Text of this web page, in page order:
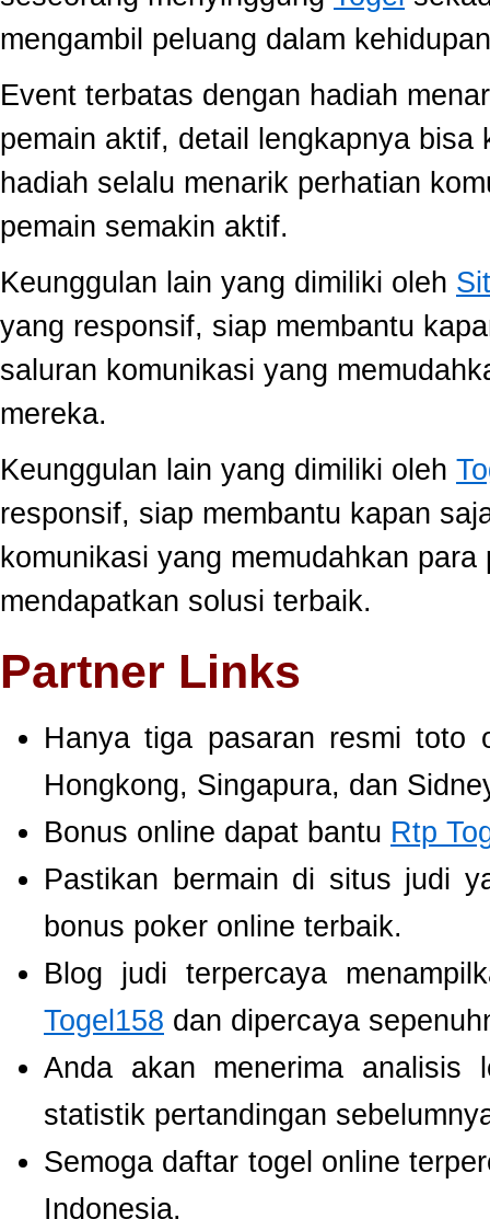
mengambil peluang dalam
Event terbatas dengan hadiah
pemain aktif, detail lengkapnya
hadiah selalu menarik perhatian
pemain semakin aktif.
Keunggulan lain yang dimiliki oleh
yang responsif, siap membantu
saluran komunikasi yang
mereka.
Keunggulan lain yang dimiliki oleh
responsif, siap membantu kapan
komunikasi yang memudahkan
mendapatkan solusi terbaik.
Partner Links
Hanya tiga pasaran resmi
Hongkong, Singapura, dan
Bonus online dapat bantu Rtp
Pastikan bermain di situs judi
bonus poker online terbaik.
Blog judi terpercaya
Togel158 dan dipercaya
Anda akan menerima analisis
statistik pertandingan
Semoga daftar togel online
Indonesia.